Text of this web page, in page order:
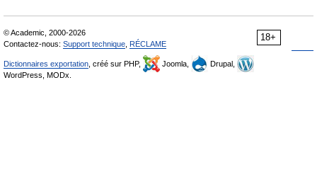
18+
© Academic, 2000-2026
Contactez-nous: Support technique RÉCLAME
Dictionnaires exportation , créé sur PHP, Joomla,
Drupal,
WordPress, MODx.